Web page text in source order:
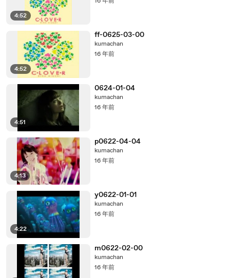
4:52
4:52
ff-0625-03-00
kumachan
16 年前
4:51
0624-01-04
kumachan
16 年前
4:13
p0622-04-04
kumachan
16 年前
4:22
y0622-01-01
kumachan
16 年前
m0622-02-00
kumachan
16 年前